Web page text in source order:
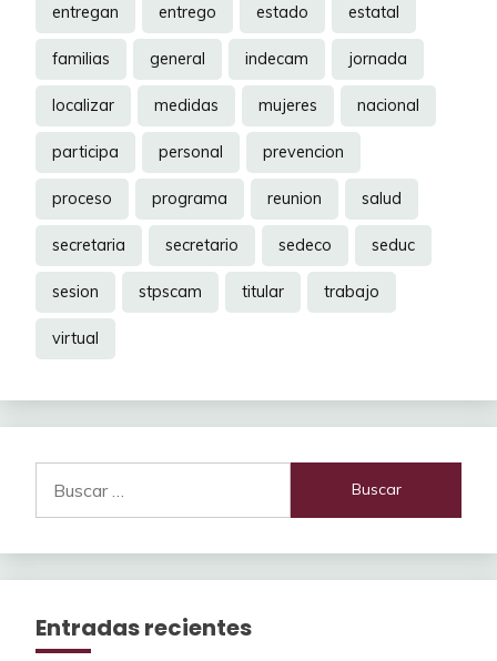
entregan entrego estado estatal
familias general indecam jornada
localizar medidas mujeres nacional
participa personal prevencion
proceso programa reunion salud
secretaria secretario sedeco seduc
sesion stpscam titular trabajo
virtual
Entradas recientes